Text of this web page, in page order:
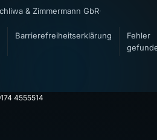
& Zimmermann GbR·
Barrierefreiheitserklärung
Fehler
4555514